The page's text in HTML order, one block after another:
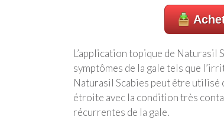
L’application topique de
symptômes de la gale tels que
Naturasil Scabies peut être utilisé
étroite avec la condition très
récurrentes de la gale.